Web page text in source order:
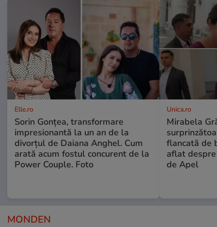
Elle.ro
Sorin Gonțea, transformare
impresionantă la un an de la
divorțul de Daiana Anghel. Cum
arată acum fostul concurent de la
Power Couple. Foto
Unica.ro
Mirabela
flancată de
aflat
de Apel
MONDEN